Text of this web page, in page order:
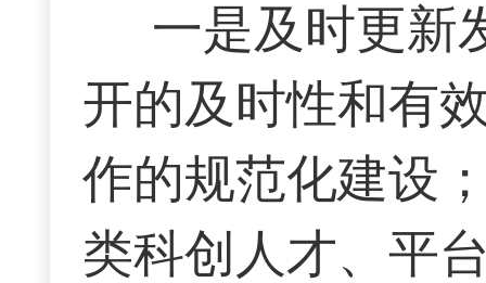
一是及时更新
开的及时性和有
作的规范化建设
类科创人才、平